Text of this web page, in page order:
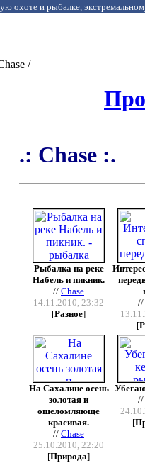
охоте и рыбалке,
/
.: Chase :.
Рыбалка на реке
Набель и пикник.
// Chase
14.11.2010, 23:32
[Разное]
//
[
На Сахалине осень
золотая и
ошеломляюще
красивая.
// Chase
25.10.2010, 22:20
[Природа]
//
[